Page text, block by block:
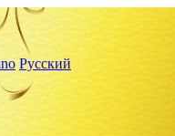
Русский